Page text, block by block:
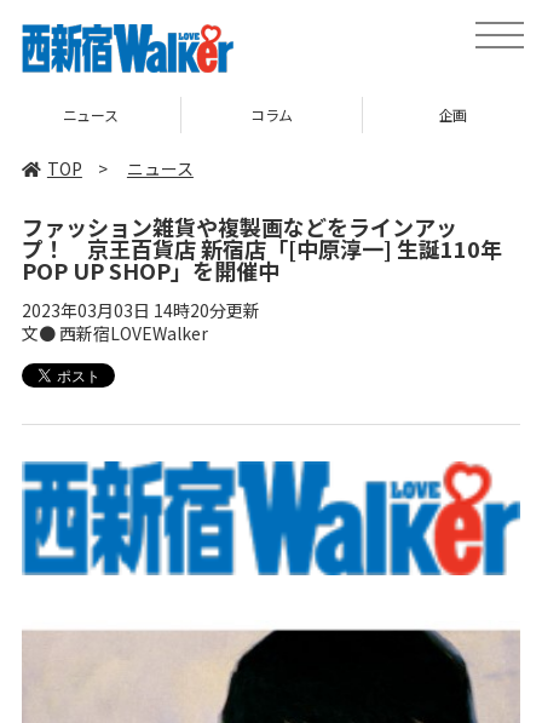
toggle
ニュース コラム 企画
TOP > ニュース
ファッション雑貨や複製画などをラインアッ
プ！ 京王百貨店 新宿店「[中原淳一] 生誕110年
POP UP SHOP」を開催中
2023年03月03日 14時20分更新
文● 西新宿LOVEWalker